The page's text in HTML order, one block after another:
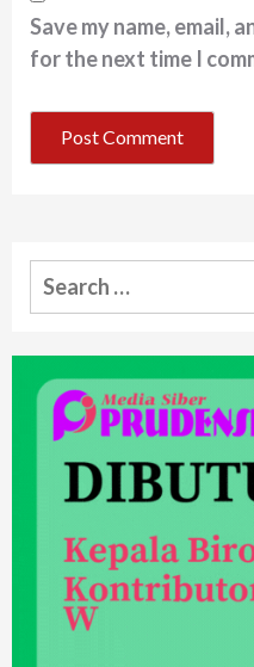
Save my name, email,
for the next time I